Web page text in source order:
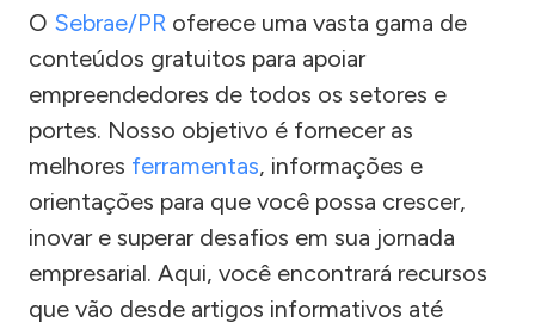
O Sebrae/PR oferece uma vasta gama de
conteúdos gratuitos para apoiar
empreendedores de todos os setores e
portes. Nosso objetivo é fornecer as
melhores ferramentas, informações e
orientações para que você possa crescer,
inovar e superar desafios em sua jornada
empresarial. Aqui, você encontrará recursos
que vão desde artigos informativos até